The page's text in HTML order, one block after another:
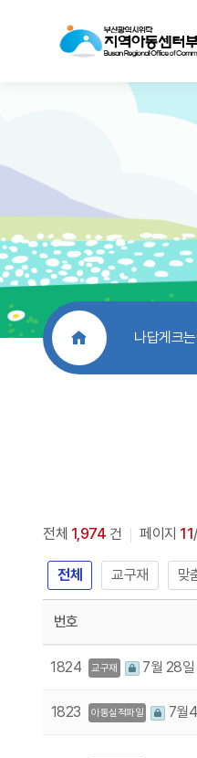
처음으로나답게크는
전체 1,974 건 페이지 11/
전체 교구재 맞
번호
1824 교구재 7월 28일
1823 아동실적파일 7월